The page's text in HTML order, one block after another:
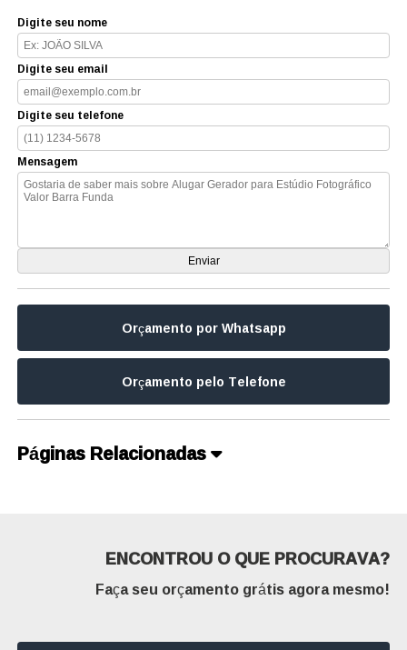
Digite seu nome
Digite seu email
Digite seu telefone
Mensagem
Orçamento por Whatsapp
Orçamento pelo Telefone
Páginas Relacionadas
ENCONTROU O QUE PROCURAVA?
Faça seu orçamento grátis agora mesmo!